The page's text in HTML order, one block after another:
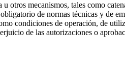
otros mecanismos, tales como
de normas técnicas y de
condiciones de operación, de
de las autorizaciones o